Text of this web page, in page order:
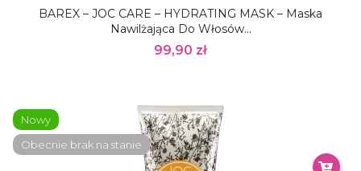
BAREX – JOC CARE – HYDRATING MASK – Maska
Nawilżająca Do Włosów...
99,90 zł
Nowy
Obecnie brak na stanie